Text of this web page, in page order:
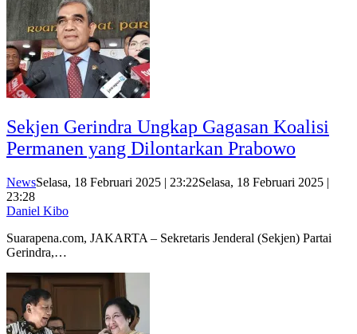
Sekjen Gerindra Ungkap Gagasan Koalisi
Permanen yang Dilontarkan Prabowo
NewsSelasa, 18 Februari 2025 | 23:22Selasa, 18 Februari 2025 |
23:28
Daniel Kibo
Suarapena.com, JAKARTA – Sekretaris Jenderal (Sekjen) Partai
Gerindra,…